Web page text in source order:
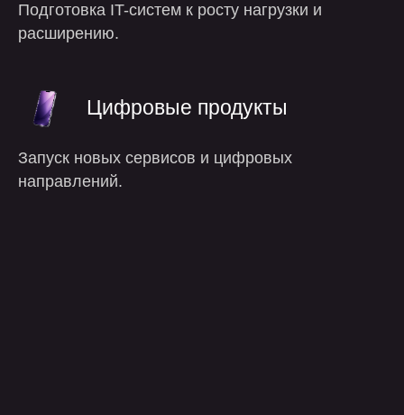
Подготовка IT-систем к росту нагрузки и
расширению.
Цифровые продукты
Запуск новых сервисов и цифровых
направлений.
преимущества